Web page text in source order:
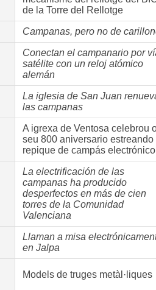
de la Torre del Rellotge
Campanas, pero no de
Conectan el campanario por
satélite con un reloj atómico
alemán
La iglesia de San Juan
las campanas
A igrexa de Ventosa celebrou
seu 800 aniversario estreando
repique de campás electrónico
La electrificación de las
campanas ha producido
desperfectos en más de cien
torres de la Comunidad
Valenciana
Llaman a misa
en Jalpa
Models de truges metàl·liques